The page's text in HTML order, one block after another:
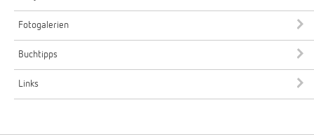
Fotogalerien
Buchtipps
Links